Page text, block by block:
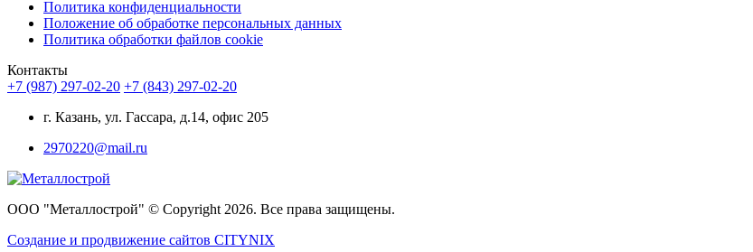
Политика конфиденциальности
Положение об обработке персональных данных
Политика обработки файлов cookie
Контакты
+7 (987) 297-02-20 +7 (843) 297-02-20
г. Казань, ул. Гассара, д.14, офис 205
2970220@mail.ru
ООО "Металлострой" © Copyright 2026. Все права защищены.
Создание и продвижение сайтов CITYNIX